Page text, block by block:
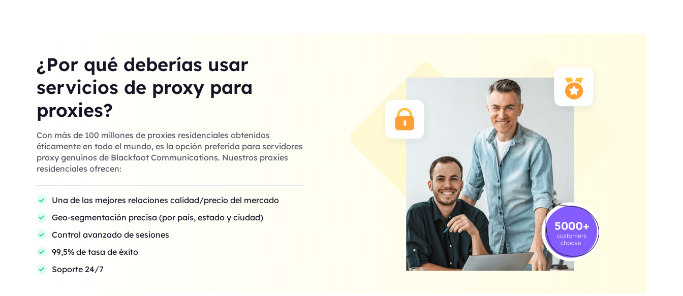
¿Por qué deberías usar
servicios de proxy para
proxies?
Con más de 100 millones de proxies residenciales obtenidos
éticamente en todo el mundo, es la opción preferida para servidores
proxy genuinos de Blackfoot Communications. Nuestros proxies
residenciales ofrecen:
Una de las mejores relaciones calidad/precio del mercado
Geo-segmentación precisa (por país, estado y ciudad)
Control avanzado de sesiones
99,5% de tasa de éxito
Soporte 24/7